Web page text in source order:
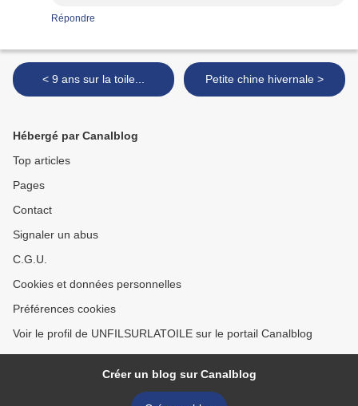
Répondre
< 9 ans sur la toile... Petite chine hivernale >
Hébergé par Canalblog
Top articles
Pages
Contact
Signaler un abus
C.G.U.
Cookies et données personnelles
Préférences cookies
Voir le profil de UNFILSURLATOILE sur le portail Canalblog
Créer un blog sur Canalblog